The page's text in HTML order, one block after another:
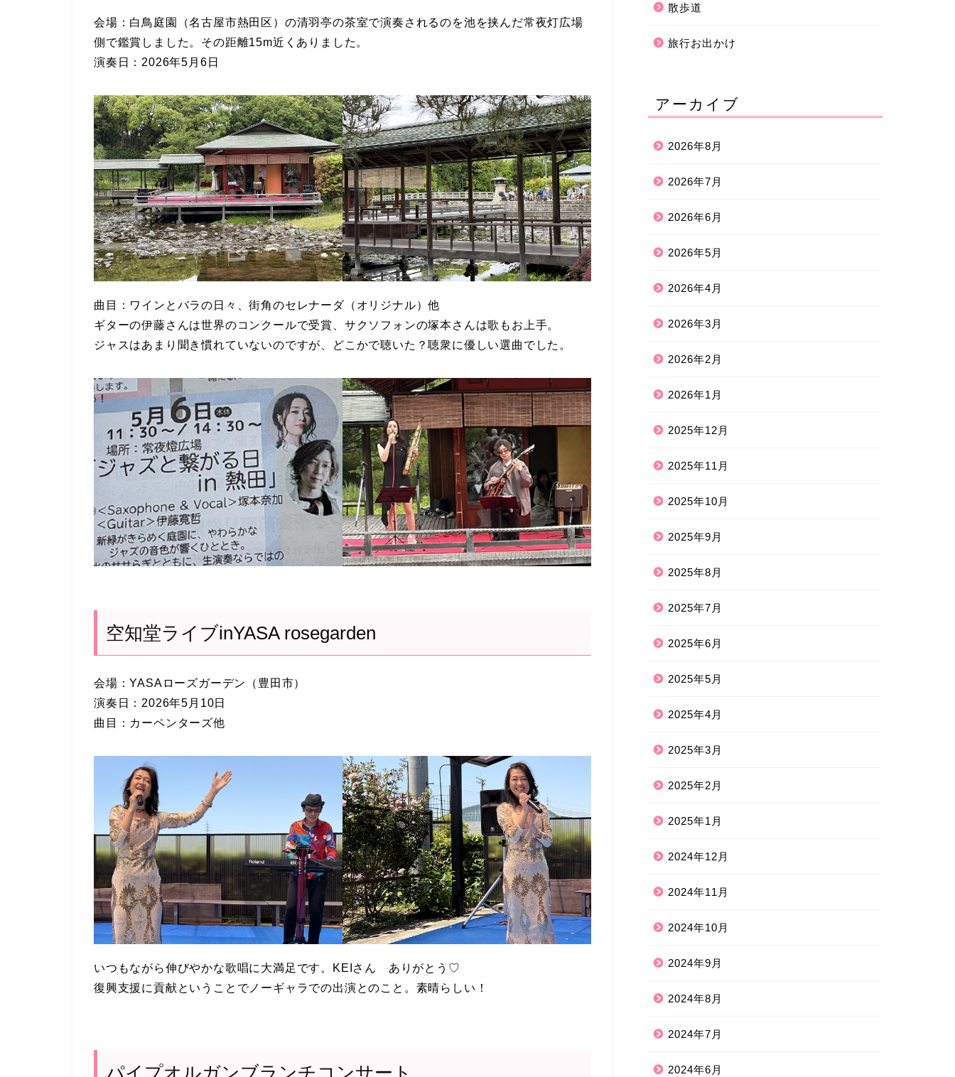
会場：白鳥庭園（名古屋市熱田区）の清羽亭の茶室で演奏されるのを池を挟んだ常夜灯広場
側で鑑賞しました。その距離15m近くありました。
演奏日：2026年5月6日
曲目：ワインとバラの日々、街角のセレナーダ（オリジナル）他
ギターの伊藤さんは世界のコンクールで受賞、サクソフォンの塚本さんは歌もお上手。
ジャスはあまり聞き慣れていないのですが、どこかで聴いた？聴衆に優しい選曲でした。
空知堂ライブinYASA rosegarden
会場：YASAローズガーデン（豊田市）
演奏日：2026年5月10日
曲目：カーペンターズ他
いつもながら伸びやかな歌唱に大満足です。KEIさん ありがとう♡
復興支援に貢献ということでノーギャラでの出演とのこと。素晴らしい！
散歩道
旅行お出かけ
アーカイブ
2026年8月
2026年7月
2026年6月
2026年5月
2026年4月
2026年3月
2026年2月
2026年1月
2025年12月
2025年11月
2025年10月
2025年9月
2025年8月
2025年7月
2025年6月
2025年5月
2025年4月
2025年3月
2025年2月
2025年1月
2024年12月
2024年11月
2024年10月
2024年9月
2024年8月
2024年7月
2024年6月